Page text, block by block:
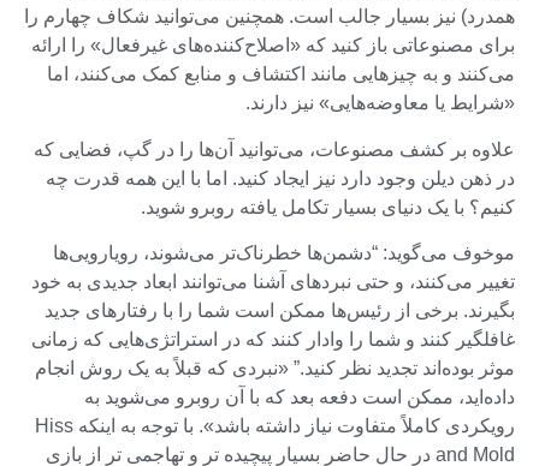
همدرد) نیز بسیار جالب است. همچنین می‌توانید شکاف چهارم را
برای مصنوعاتی باز کنید که «اصلاح‌کننده‌های غیرفعال» را ارائه
می‌کنند و به چیزهایی مانند اکتشاف و منابع کمک می‌کنند، اما
«شرایط یا معاوضه‌هایی» نیز دارند.
علاوه بر کشف مصنوعات، می‌توانید آن‌ها را در گپ، فضایی که
در ذهن دیلن وجود دارد نیز ایجاد کنید. اما با این همه قدرت چه
کنیم؟ با یک دنیای بسیار تکامل یافته روبرو شوید.
موخوف می‌گوید: “دشمن‌ها خطرناک‌تر می‌شوند، رویارویی‌ها
تغییر می‌کنند، و حتی نبردهای آشنا می‌توانند ابعاد جدیدی به خود
بگیرند. برخی از رئیس‌ها ممکن است شما را با رفتارهای جدید
غافلگیر کنند و شما را وادار کنند که در استراتژی‌هایی که زمانی
موثر بوده‌اند تجدید نظر کنید.” «نبردی که قبلاً به یک روش انجام
داده‌اید، ممکن است دفعه بعد که با آن روبرو می‌شوید به
رویکردی کاملاً متفاوت نیاز داشته باشد». با توجه به اینکه Hiss
and Mold در حال حاضر بسیار پیچیده تر و تهاجمی تر از بازی